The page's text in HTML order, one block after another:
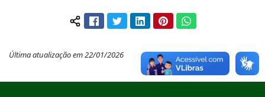
Compartilhar conteúdo:
FacebookTwitterLinkedInPinterestWhatsApp
Última atualização em 22/01/2026